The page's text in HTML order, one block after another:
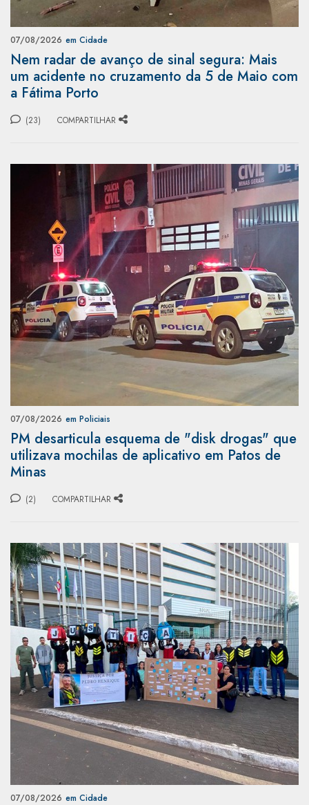
07/08/2026 em Cidade
Nem radar de avanço de sinal segura: Mais
um acidente no cruzamento da 5 de Maio com
a Fátima Porto
(23) COMPARTILHAR
07/08/2026 em Policiais
PM desarticula esquema de "disk drogas" que
utilizava mochilas de aplicativo em Patos de
Minas
(2) COMPARTILHAR
07/08/2026 em Cidade